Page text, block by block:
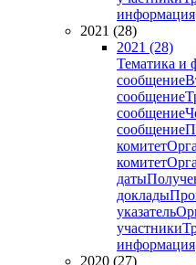
информация
2021 (28)
2021 (28)
Тематика и
сообщение
сообщение
сообщение
сообщение
комитет
комитет
даты
доклады
указатель
участники
информация
2020 (27)